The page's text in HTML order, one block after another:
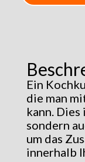
Ein
die man
kann.
sondern
um das
innerhalb